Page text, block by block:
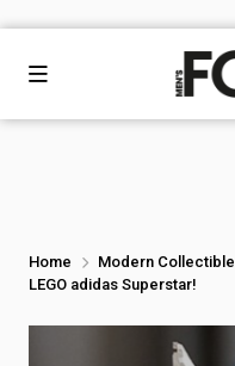
Home Modern Collectible
LEGO adidas Superstar!